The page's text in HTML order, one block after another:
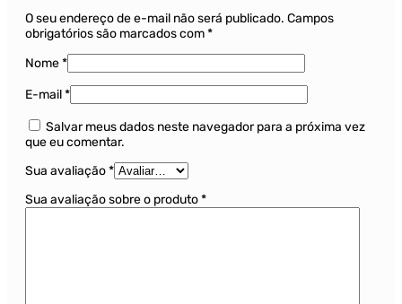
O seu endereço de e-mail não será publicado. Campos
obrigatórios são marcados com*
Nome*
E-mail*
Salvar meus dados neste navegador para a próxima vez
que eu comentar.
Sua avaliação*
Sua avaliação sobre o produto*